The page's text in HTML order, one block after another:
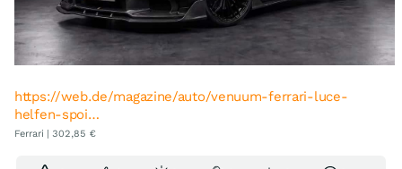
https://web.de/magazine/auto/venuum-ferrari-luce-
helfen-spoi…
Ferrari | 302,85 €